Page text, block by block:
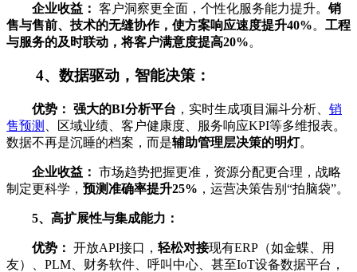
企业收益： 客户洞察更全面，个性化服务能力提升。销
售与售前、技术的无缝协作，使方案响应速度提升40%。 工程
与服务的及时联动，将客户满意度提高20%。
4、数据驱动，智能决策：
优势： 强大的BI分析平台 ，实时生成项目漏斗分析、 销
售预测
、区域业绩、客户健康度、服务响应KPI等多维报表。
数据不再是沉睡的档案，而是辅助管理层决策的明灯。
企业收益： 市场趋势把握更准，资源分配更合理，战略
制定更科学， 预测准确率提升25% ，运营决策告别“拍脑袋”。
5、高扩展性与集成能力：
优势： 开放API接口， 轻松对接现有ERP（如金蝶、用
友）、PLM、财务软件、呼叫中心、甚至IoT设备数据平台，